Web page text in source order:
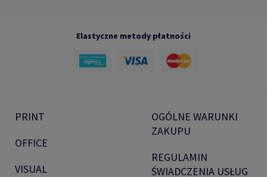
Elastyczne metody płatności
PRINT
OFFICE
VISUAL
OGÓLNE WARUNKI
ZAKUPU
REGULAMIN
ŚWIADCZENIA USŁUG